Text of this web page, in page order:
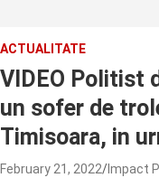
ACTUALITATE
VIDEO Politist
un sofer de
Timisoara, in
February 21, 2022 Impact